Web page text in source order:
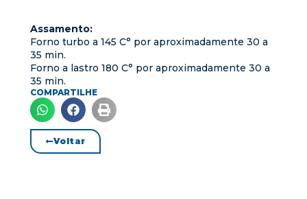
Assamento:
Forno turbo a 145 C° por aproximadamente 30 a
35 min.
Forno a lastro 180 C° por aproximadamente 30 a
35 min.
COMPARTILHE
Voltar